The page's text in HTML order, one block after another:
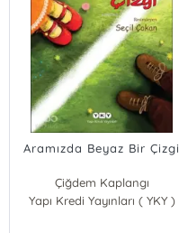
Aramızda Beyaz Bir Çizgi
Çiğdem Kaplangı
Yapı Kredi Yayınları ( YKY )